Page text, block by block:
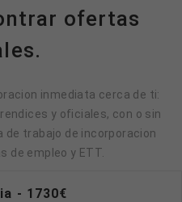
ofertas
inmediata cerca de ti:
y oficiales, con o sin
de trabajo de incorporacion
de empleo y ETT.
- 1730€